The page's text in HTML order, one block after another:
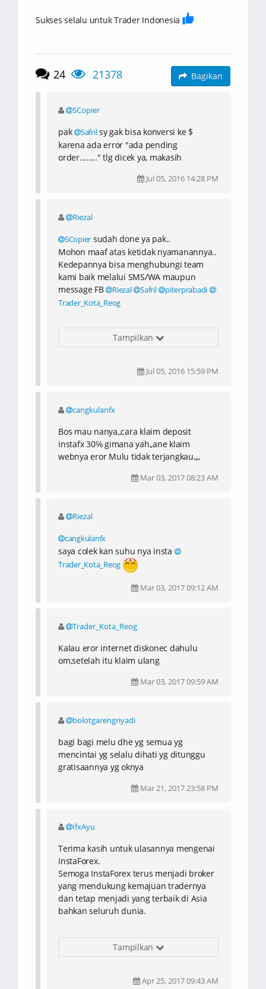
Sukses selalu untuk Trader Indonesia
24 21378 Bagikan
SCopier
pak Safrilsy gak bisa konversi ke $
karena ada error "ada pending
order........" tlg dicek ya, makasih
Jul 05, 2016 14:28 PM
Riezal
SCopier sudah done ya pak..
Mohon maaf atas ketidak nyamanannya..
Kedepannya bisa menghubungi team
kami baik melalui SMS/WA maupun
message FB
Riezal Safril
piterprabadi
Trader_Kota_Reog
Tampilkan
Jul 05, 2016 15:59 PM
cangkulanfx
Bos mau nanya,,cara klaim deposit
instafx 30℅ gimana yah,,ane klaim
webnya eror Mulu tidak terjangkau,,,,
Mar 03, 2017 08:23 AM
Riezal
cangkulanfx
saya colek kan suhu nya insta
Trader_Kota_Reog
Mar 03, 2017 09:12 AM
Trader_Kota_Reog
Kalau eror internet diskonec dahulu
om,setelah itu klaim ulang
Mar 03, 2017 09:59 AM
bolotgarengriyadi
bagi bagi melu dhe yg semua yg
mencintai yg selalu dihati yg ditunggu
gratisaannya yg oknya
Mar 21, 2017 23:58 PM
IfxAyu
Terima kasih untuk ulasannya mengenai
InstaForex.
Semoga InstaForex terus menjadi broker
yang mendukung kemajuan tradernya
dan tetap menjadi yang terbaik di Asia
bahkan seluruh dunia.
Tampilkan
Apr 25, 2017 09:43 AM